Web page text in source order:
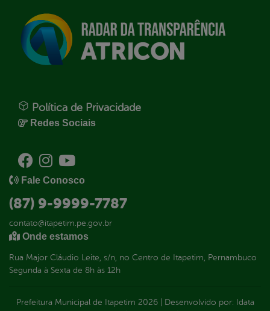
Política de Privacidade
Redes Sociais
Fale Conosco
(87) 9-9999-7787
contato@itapetim.pe.gov.br
Onde estamos
Rua Major Cláudio Leite, s/n, no Centro de Itapetim, Pernambuco
Segunda à Sexta de 8h às 12h
Prefeitura Municipal de Itapetim 2026| Desenvolvido por: Idata